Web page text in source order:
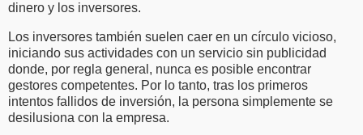
dinero y los inversores.
Los inversores también suelen caer en un círculo vicioso,
iniciando sus actividades con un servicio sin publicidad
donde, por regla general, nunca es posible encontrar
gestores competentes. Por lo tanto, tras los primeros
intentos fallidos de inversión, la persona simplemente se
desilusiona con la empresa.